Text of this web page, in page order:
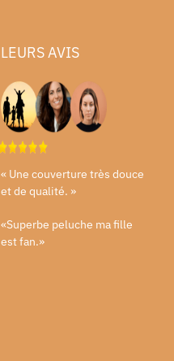
LEURS AVIS
« Une couverture très douce
et de qualité. »
«Superbe peluche ma fille
est fan.»